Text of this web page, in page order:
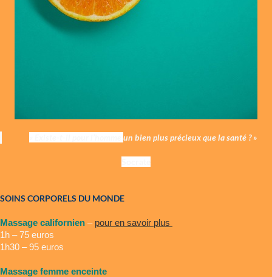
un bien plus précieux que la santé ? »
SOINS CORPORELS DU MONDE
Massage californien – pour en savoir plus
1h – 75 euros
1h30 – 95 euros
Massage femme enceinte